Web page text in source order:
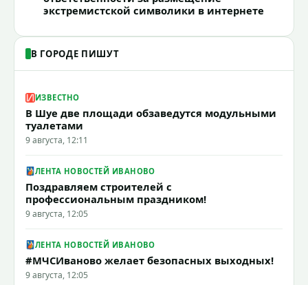
экстремистской символики в интернете
В ГОРОДЕ ПИШУТ
ИЗВЕСТНО
В Шуе две площади обзаведутся модульными
туалетами
9 августа, 12:11
ЛЕНТА НОВОСТЕЙ ИВАНОВО
Поздравляем строителей с
профессиональным праздником!
9 августа, 12:05
ЛЕНТА НОВОСТЕЙ ИВАНОВО
#МЧСИваново желает безопасных выходных!
9 августа, 12:05